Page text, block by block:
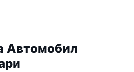
Автомобил